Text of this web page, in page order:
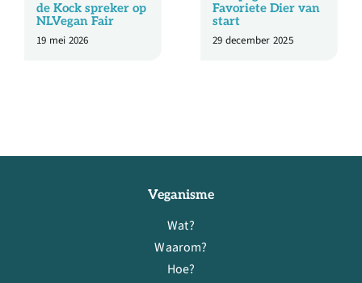
de Kock spreker op
NLVegan Fair
19 mei 2026
Favoriete Dier van
start
29 december 2025
Veganisme
Wat?
Waarom?
Hoe?